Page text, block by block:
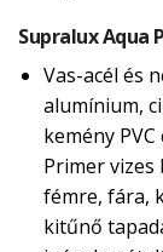
Supralux Aqua
Vas-acél és
alumínium,
kemény
Primer vizes
fémre, fára,
kitűnő